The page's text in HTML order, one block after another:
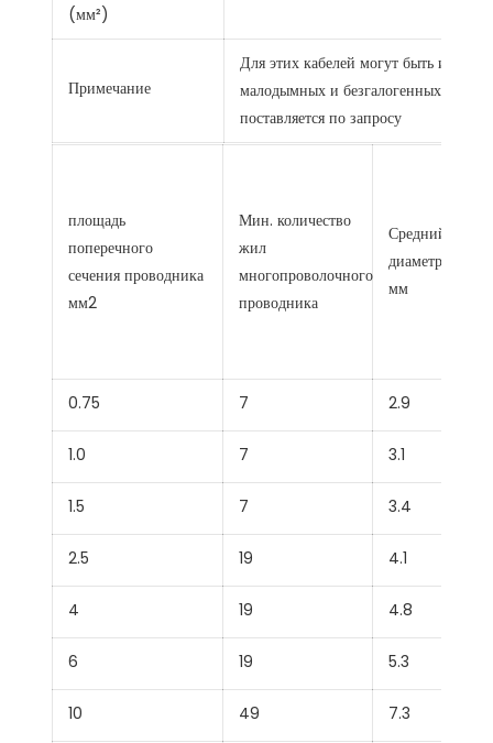
(мм²)
Примечание
Для этих кабелей могут быть
малодымных и безгалогенных, а
поставляется по запросу
площадь
поперечного
сечения проводника
мм2
Мин. количество
жил
многопроволочного
проводника
Средний
диаметр Макс.
мм
0.75 7 2.9
1.0 7 3.1
1.5 7 3.4
2.5 19 4.1
4 19 4.8
6 19 5.3
10 49 7.3